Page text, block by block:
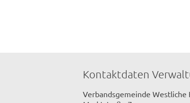
Kontaktdaten
Verbandsgemeinde Westliche